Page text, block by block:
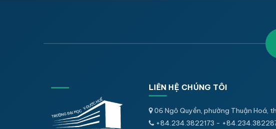
LIÊN HỆ CHÚNG TÔI
06 Ngô Quyền, phường Thuận Hoá,
+84.234.3822173 -